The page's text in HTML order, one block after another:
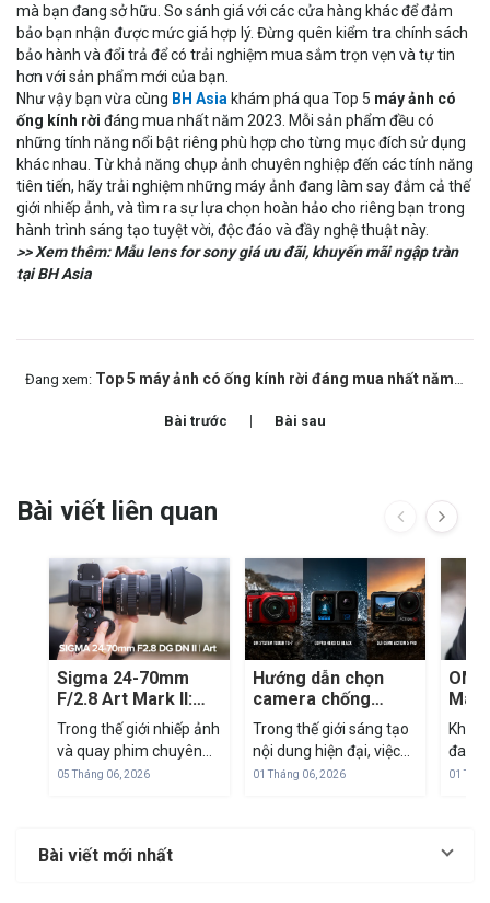
mà bạn đang sở hữu. So sánh giá với các cửa hàng khác để đảm
bảo bạn nhận được mức giá hợp lý. Đừng quên kiểm tra chính sách
bảo hành và đổi trả để có trải nghiệm mua sắm trọn vẹn và tự tin
hơn với sản phẩm mới của bạn.
Như vậy bạn vừa cùng BH Asia khám phá qua Top 5 máy ảnh có
ống kính rời đáng mua nhất năm 2023. Mỗi sản phẩm đều có
những tính năng nổi bật riêng phù hợp cho từng mục đích sử dụng
khác nhau. Từ khả năng chụp ảnh chuyên nghiệp đến các tính năng
tiên tiến, hãy trải nghiệm những máy ảnh đang làm say đắm cả thế
giới nhiếp ảnh, và tìm ra sự lựa chọn hoàn hảo cho riêng bạn trong
hành trình sáng tạo tuyệt vời, độc đáo và đầy nghệ thuật này.
>> Xem thêm: Mẫu lens for sony giá ưu đãi, khuyến mãi ngập tràn
tại BH Asia
Đang xem: Top 5 máy ảnh có ống kính rời đáng mua nhất năm 2023
Bài trước Bài sau
Bài viết liên quan
Sigma 24-70mm
F/2.8 Art Mark II:
'Tiêu Cự Vàng' Để
Tác Nghiệp Trong
Mọi Tình Huống
Trong thế giới nhiếp ảnh
và quay phim chuyên
nghiệp, dải tiêu cự 24-
có thể đáp ứng từ
05 Tháng 06, 2026
Hướng dẫn chọn
camera chống
nước: TG-7 vs
GoPro vs DJI
Trong thế giới sáng tạo
nội dung hiện đại, việc
sở hữu một thiết bị nhỏ
01 Tháng 06, 2026
OM
M43
Khi
đang
đua
với
01
Bài viết mới nhất